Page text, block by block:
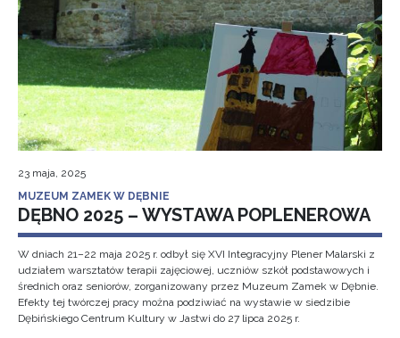
23 maja, 2025
MUZEUM ZAMEK W DĘBNIE
DĘBNO 2025 – WYSTAWA POPLENEROWA
W dniach 21–22 maja 2025 r. odbył się XVI Integracyjny Plener Malarski z
udziałem warsztatów terapii zajęciowej, uczniów szkół podstawowych i
średnich oraz seniorów, zorganizowany przez Muzeum Zamek w Dębnie.
Efekty tej twórczej pracy można podziwiać na wystawie w siedzibie
Dębińskiego Centrum Kultury w Jastwi do 27 lipca 2025 r.